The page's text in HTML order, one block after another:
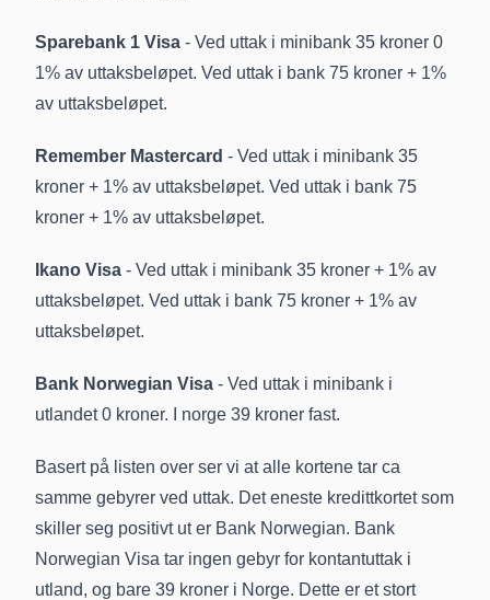
Sparebank 1 Visa - Ved uttak i minibank 35 kroner 0
1% av uttaksbeløpet. Ved uttak i bank 75 kroner + 1%
av uttaksbeløpet.
Remember Mastercard - Ved uttak i minibank 35
kroner + 1% av uttaksbeløpet. Ved uttak i bank 75
kroner + 1% av uttaksbeløpet.
Ikano Visa - Ved uttak i minibank 35 kroner + 1% av
uttaksbeløpet. Ved uttak i bank 75 kroner + 1% av
uttaksbeløpet.
Bank Norwegian Visa - Ved uttak i minibank i
utlandet 0 kroner. I norge 39 kroner fast.
Basert på listen over ser vi at alle kortene tar ca
samme gebyrer ved uttak. Det eneste kredittkortet som
skiller seg positivt ut er Bank Norwegian. Bank
Norwegian Visa tar ingen gebyr for kontantuttak i
utland, og bare 39 kroner i Norge. Dette er et stort